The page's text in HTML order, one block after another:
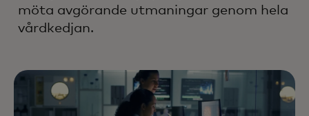
möta avgörande utmaningar genom hela
vårdkedjan.